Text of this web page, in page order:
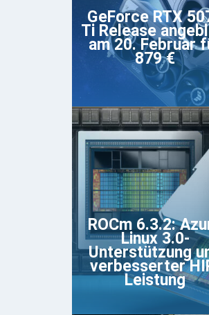
GeForce RTX
Ti Release
am 20. Februar
879 €
ROCm 6.3.2:
Linux 3.0-
Unterstützung
verbesserter
Leistung